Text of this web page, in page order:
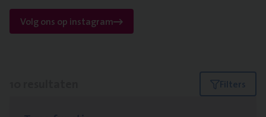
Volg ons op instagram
Filters